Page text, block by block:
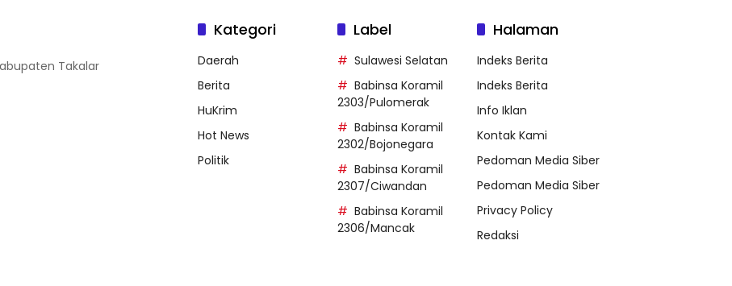
Takalar
Kategori
Daerah
Berita
HuKrim
Hot News
Politik
Label
Sulawesi Selatan
Babinsa Koramil
2303/Pulomerak
Babinsa Koramil
2302/Bojonegara
Babinsa Koramil
2307/Ciwandan
Babinsa Koramil
2306/Mancak
Halaman
Indeks Berita
Indeks Berita
Info Iklan
Kontak Kami
Pedoman Media Siber
Pedoman Media Siber
Privacy Policy
Redaksi